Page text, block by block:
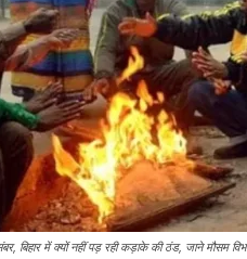
में क्यों नहीं पड़ रही कड़ाके की ठंड, जाने मौसम